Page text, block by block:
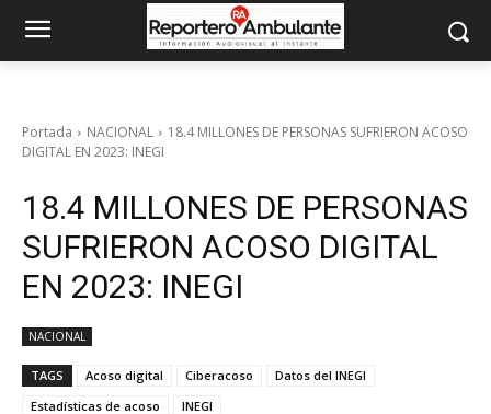
Portada NACIONAL
18.4 MILLONES DE PERSONAS SUFRIERON ACOSO
DIGITAL EN 2023: INEGI
18.4 MILLONES DE PERSONAS
SUFRIERON ACOSO DIGITAL
EN 2023: INEGI
NACIONAL
TAGS Acoso digital Ciberacoso
Datos del INEGI
Estadísticas de acoso
INEGI